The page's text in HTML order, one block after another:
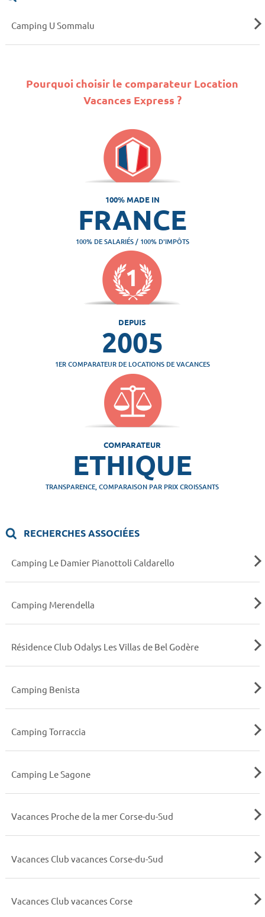
Camping U Sommalu
Pourquoi choisir le comparateur Location
Vacances Express ?
100% MADE IN
FRANCE
100% DE SALARIÉS / 100% D'IMPÔTS
DEPUIS
2005
1ER COMPARATEUR DE LOCATIONS DE VACANCES
COMPARATEUR
ETHIQUE
TRANSPARENCE, COMPARAISON PAR PRIX CROISSANTS
RECHERCHES ASSOCIÉES
Camping Le Damier Pianottoli Caldarello
Camping Merendella
Résidence Club Odalys Les Villas de Bel Godère
Camping Benista
Camping Torraccia
Camping Le Sagone
Vacances Proche de la mer Corse-du-Sud
Vacances Club vacances Corse-du-Sud
Vacances Club vacances Corse